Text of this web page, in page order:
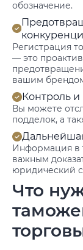
обозначение.
Регистрация
— это
вашим
Контроль и
Вы можете
подделок, а
Информация в
важным
юридический
Что